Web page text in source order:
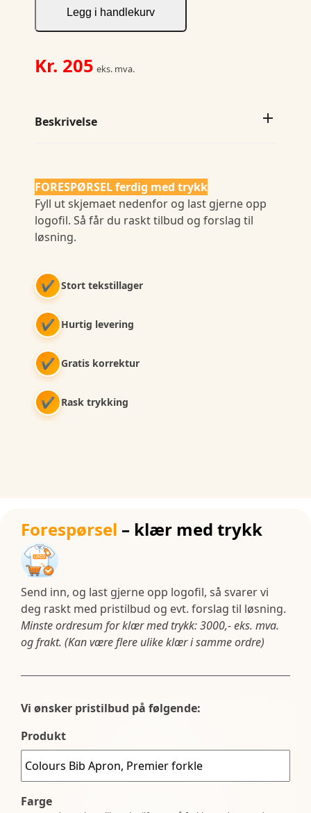
Apron,
Premier
antall
Legg i handlekurv
Kr. 205 eks. mva.
Beskrivelse
FORESPØRSEL ferdig med trykk
Fyll ut skjemaet nedenfor og last gjerne opp
logofil. Så får du raskt tilbud og forslag til
løsning.
✔ Stort tekstillager
✔ Hurtig levering
✔ Gratis korrektur
✔ Rask trykking
Forespørsel – klær med trykk
Send inn, og last gjerne opp logofil, så svarer vi
deg raskt med pristilbud og evt. forslag til løsning.
Minste ordresum for klær med trykk: 3000,- eks. mva.
og frakt. (Kan være flere ulike klær i samme ordre)
Vi ønsker pristilbud på følgende:
Produkt
Farge